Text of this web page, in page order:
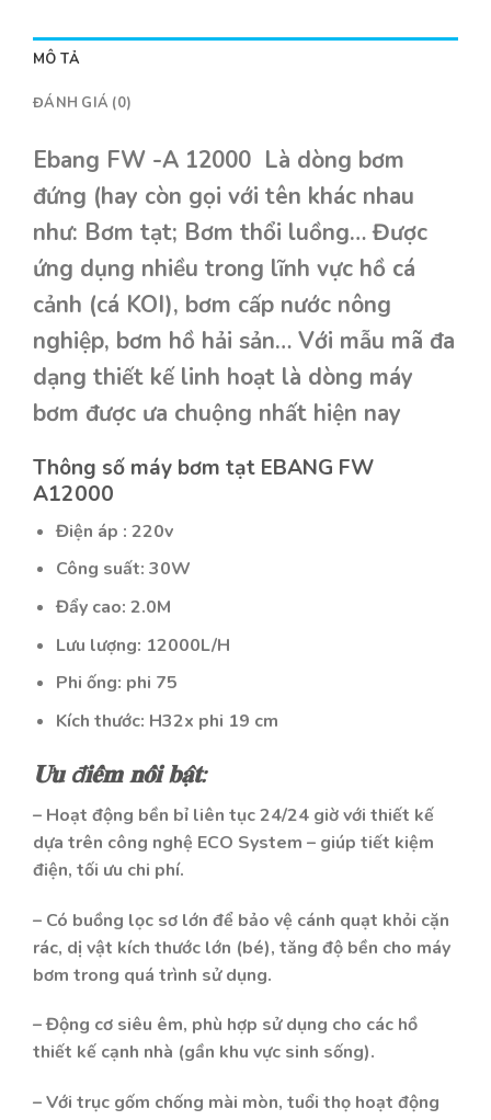
MÔ TẢ
ĐÁNH GIÁ (0)
Ebang FW -A 12000 Là dòng bơm
đứng (hay còn gọi với tên khác nhau
như: Bơm tạt; Bơm thổi luồng… Được
ứng dụng nhiều trong lĩnh vực hồ cá
cảnh (cá KOI), bơm cấp nước nông
nghiệp, bơm hồ hải sản… Với mẫu mã đa
dạng thiết kế linh hoạt là dòng máy
bơm được ưa chuộng nhất hiện nay
Thông số máy bơm tạt EBANG FW
A12000
Điện áp : 220v
Công suất: 30W
Đẩy cao: 2.0M
Lưu lượng: 12000L/H
Phi ống: phi 75
Kích thước: H32x phi 19 cm
𝐔̛𝐮 đ𝐢𝐞̂̉𝐦 𝐧𝐨̂̉𝐢 𝐛𝐚̣̂𝐭:
– Hoạt động bền bỉ liên tục 24/24 giờ với thiết kế
dựa trên công nghệ ECO System – giúp tiết kiệm
điện, tối ưu chi phí.
– Có buồng lọc sơ lớn để bảo vệ cánh quạt khỏi cặn
rác, dị vật kích thước lớn (bé), tăng độ bền cho máy
bơm trong quá trình sử dụng.
– Động cơ siêu êm, phù hợp sử dụng cho các hồ
thiết kế cạnh nhà (gần khu vực sinh sống).
– Với trục gốm chống mài mòn, tuổi thọ hoạt động